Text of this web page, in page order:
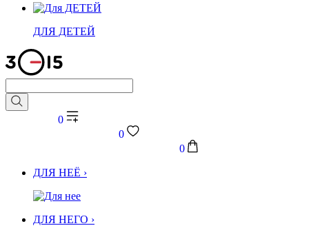
ДЛЯ ДЕТЕЙ
0
0
0
ДЛЯ НЕЁ ›
ДЛЯ НЕГО ›